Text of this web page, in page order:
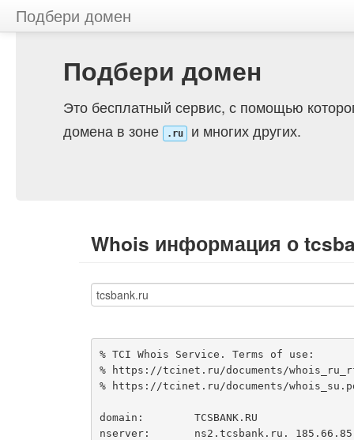
Подбери домен
Подбери домен
Это бесплатный сервис, с помощью
домена в зоне
.ru и многих других.
Whois информация о
% TCI Whois Service. Terms of use:
% https://tcinet.ru/documents/
% https://tcinet.ru/documents/
domain:        TCSBANK.RU
nserver:       ns2.tcsbank.ru.